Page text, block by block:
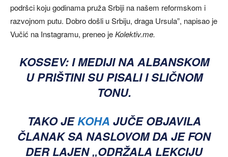
podršci koju godinama pruža Srbiji na našem reformskom i
razvojnom putu. Dobro došli u Srbiju, draga Ursula”, napisao je
Vučić na Instagramu, preneo jeKolektiv.me.
KOSSEV:I MEDIJI NA ALBANSKOM
U PRIŠTINI SU PISALI I SLIČNOM
TONU.
TAKO JEKOHA JUČE OBJAVILA
ČLANAK SA NASLOVOM DA JE FON
DER LAJEN „ODRŽALA LEKCIJU